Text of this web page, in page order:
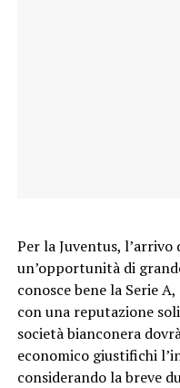
Per la Juventus,
un’opportunità di
conosce bene la Serie
con una reputazione
società bianconera
economico giustifichi
considerando la breve